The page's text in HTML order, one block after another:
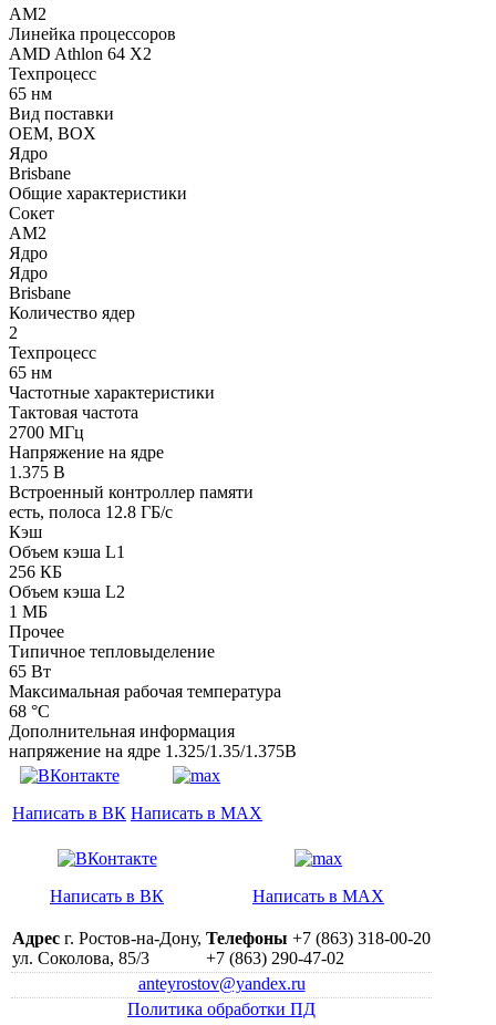
AM2
Линейка процессоров
AMD Athlon 64 X2
Техпроцесс
65 нм
Вид поставки
OEM, BOX
Ядро
Brisbane
Общие характеристики
Сокет
AM2
Ядро
Ядро
Brisbane
Количество ядер
2
Техпроцесс
65 нм
Частотные характеристики
Тактовая частота
2700 МГц
Напряжение на ядре
1.375 B
Встроенный контроллер памяти
есть, полоса 12.8 ГБ/с
Кэш
Объем кэша L1
256 КБ
Объем кэша L2
1 МБ
Прочее
Типичное тепловыделение
65 Вт
Максимальная рабочая температура
68 °C
Дополнительная информация
напряжение на ядре 1.325/1.35/1.375В
Написать в ВК Написать в MAX
Написать в ВК Написать в MAX
Адрес г. Ростов-на-Дону,
ул. Соколова, 85/3
Телефоны +7 (863) 318-00-20
+7 (863) 290-47-02
anteyrostov@yandex.ru
Политика обработки ПД